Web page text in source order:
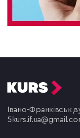
Івано-Франківськ,
5